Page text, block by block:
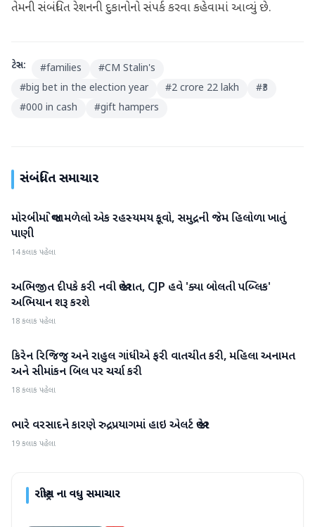
તેમની સંબંધિત રેશનની દુકાનોનો સંપર્ક કરવા કહેવામાં આવ્યું છે.
ટેગ્સ: #families #CM Stalin's
#big bet in the election year #2 crore 22 lakh #₹3
#000 in cash #gift hampers
સંબંધિત સમાચાર
રાષ્ટ્રીય
મોરબીમાં જોવા મળેલો એક રહસ્યમય કૂવો, સમુદ્રની જેમ હિલોળા ખાતું
પાણી
14 કલાક પહેલા
રાષ્ટ્રીય
અભિજીત દીપકે કરી નવી જાહેરાત, CJP હવે 'ક્યા બોલતી પબ્લિક'
અભિયાન શરૂ કરશે
18 કલાક પહેલા
રાષ્ટ્રીય
કિરેન રિજિજુ અને રાહુલ ગાંધીએ ફરી વાતચીત કરી, મહિલા અનામત
અને સીમાંકન બિલ પર ચર્ચા કરી
18 કલાક પહેલા
રાષ્ટ્રીય
ભારે વરસાદને કારણે રુદ્રપ્રયાગમાં હાઇ એલર્ટ જાહેર
19 કલાક પહેલા
રાષ્ટ્રીયના વધુ સમાચાર